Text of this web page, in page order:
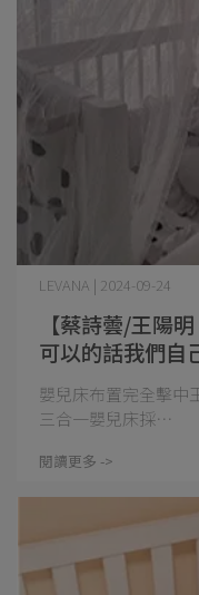
【蔡詩蕓/王陽
可以的話我們自
LEVANA | 2024-09-24
嬰兒床布置完全擊中
三合一嬰兒床採⋯
閱讀更多 ->